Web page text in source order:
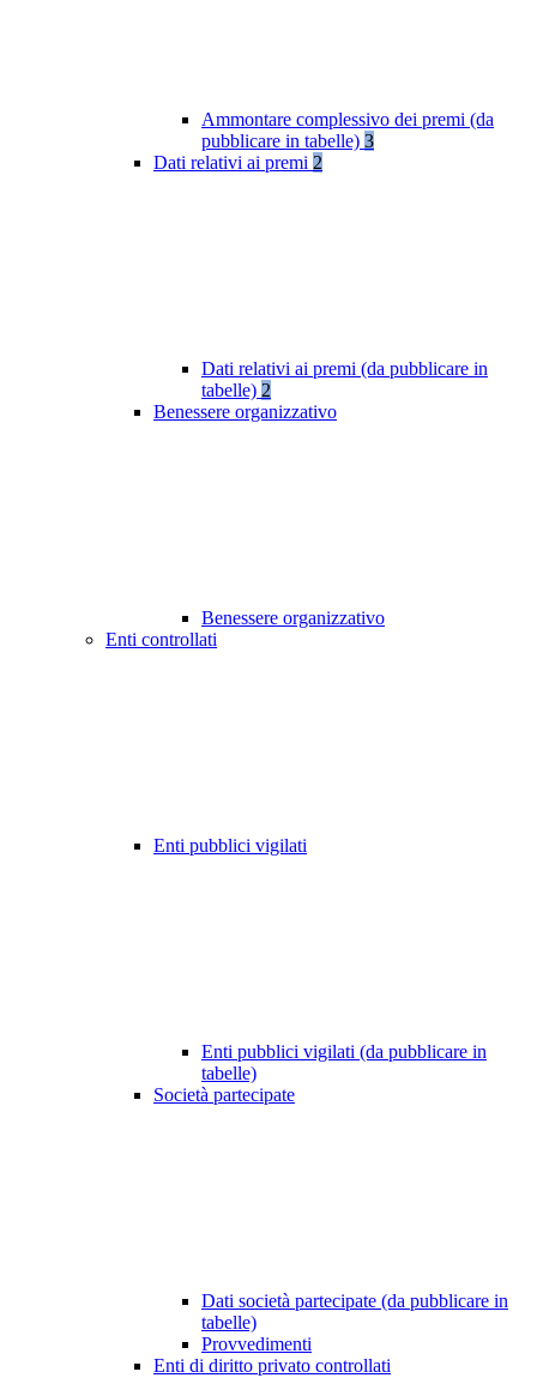
Ammontare complessivo dei premi (da
pubblicare in tabelle) 3
Dati relativi ai premi 2
Dati relativi ai premi (da pubblicare in
tabelle) 2
Benessere organizzativo
Benessere organizzativo
Enti controllati
Enti pubblici vigilati
Enti pubblici vigilati (da pubblicare in
tabelle)
Società partecipate
Dati società partecipate (da pubblicare in
tabelle)
Provvedimenti
Enti di diritto privato controllati